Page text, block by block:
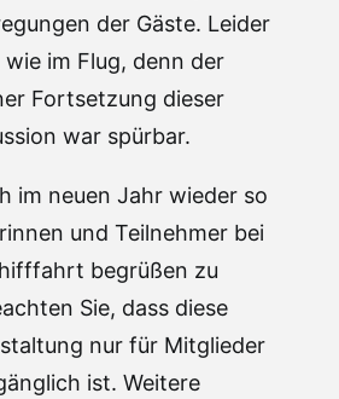
der Gäste. Leider
im Flug, denn der
Fortsetzung dieser
war spürbar.
im neuen Jahr wieder so
und Teilnehmer bei
begrüßen zu
Sie, dass diese
nur für Mitglieder
ist. Weitere